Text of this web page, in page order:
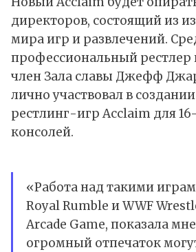
директоров, состоящий из
мира игр и развлечений.
профессиональный рестлер
член Зала славы Джефф
лично участвовал в
рестлинг-игр Acclaim для
консолей.
«Работа над такими
Royal Rumble и WWF
Arcade Game, показала
огромный отпечаток